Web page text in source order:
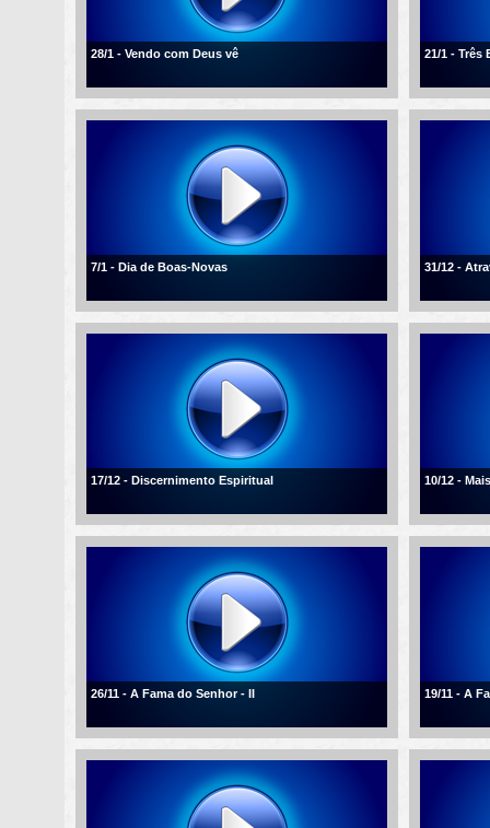
28/1 - Vendo com Deus vê 21/1 - Três
7/1 - Dia de Boas-Novas 31/12 -
17/12 - Discernimento Espiritual 10/12 -
26/11 - A Fama do Senhor - II 19/11 - A